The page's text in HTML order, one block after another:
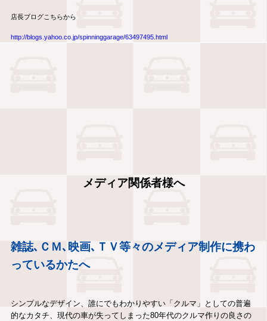
店長ブログこちらから
http://blogs.yahoo.co.jp/spinninggarage/63497495.html
メディア関係者様へ
雑誌､ＣＭ､映画､ＴＶ等々のメディア制作に携わ
っているかたへ
シンプルなデザイン、誰にでもわかりやすい「クルマ」としての普遍
的なカタチ、現代の車が失ってしまった80年代のクルマ作りの良さの